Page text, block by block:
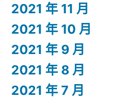
2021 年 11 月
2021 年 10 月
2021 年 9 月
2021 年 8 月
2021 年 7 月